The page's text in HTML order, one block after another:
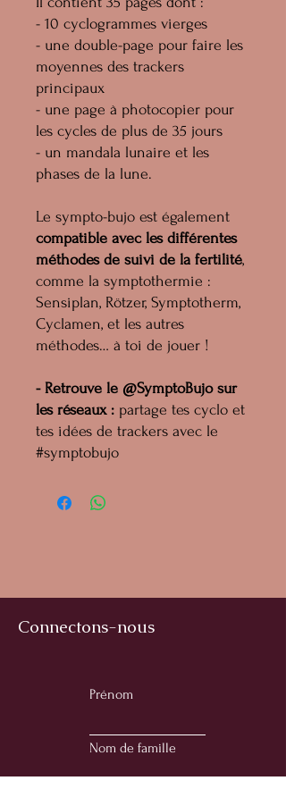
- 10 cyclogrammes vierges
- une double-page pour faire les
moyennes des trackers
principaux
- une page à photocopier pour
les cycles de plus de 35 jours
- un mandala lunaire et les
phases de la lune.
Le sympto-bujo est également
compatible avec les différentes
méthodes de suivi de la fertilité,
comme la symptothermie :
Sensiplan, Rötzer, Symptotherm,
Cyclamen, et les autres
méthodes… à toi de jouer !
- Retrouve le @SymptoBujo sur
les réseaux : partage tes cyclo et
tes idées de trackers avec le
#symptobujo
Connectons-nous
Prénom
Nom de famille